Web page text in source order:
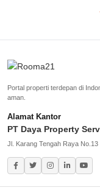
Rumah Dijual di
Rumah Dijual di Cinere
Rumah Dijual di Bekasi
Portal properti terdepan di
aman.
Alamat Kantor
PT Daya Property
Jl. Karang Tengah Raya